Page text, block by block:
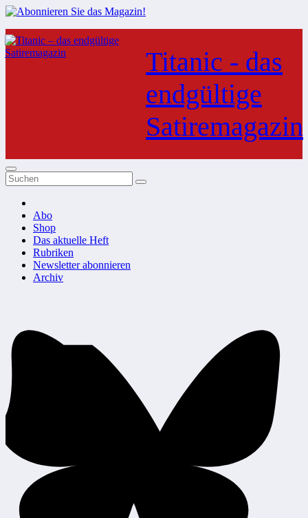
Zum
Inhalt
springen
Titanic - das
endgültige
Satiremagazin
Abo
Shop
Das aktuelle Heft
Rubriken
Newsletter abonnieren
Archiv